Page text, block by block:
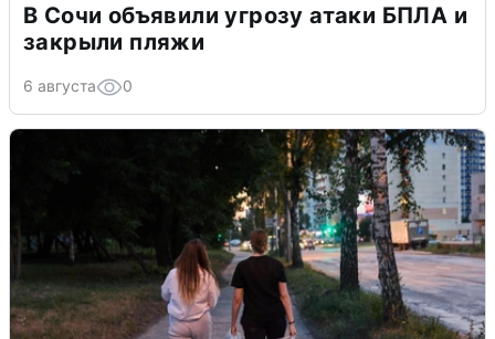
В Сочи объявили угрозу атаки БПЛА и
закрыли пляжи
6 августа 0